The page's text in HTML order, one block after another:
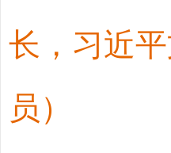
长，习近
员）